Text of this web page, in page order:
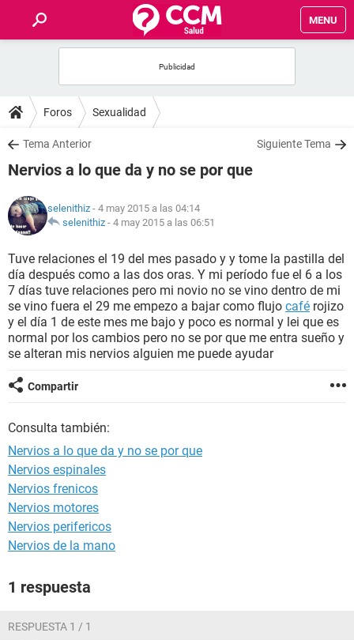
MENU
FOROS
SALUD
NUTRICIÓN
BIENESTAR
SEXUALIDAD
GLOSARIO
Foros Sexualidad
Tema Anterior Siguiente Tema
Nervios a lo que da y no se por que
selenithiz - 4 may 2015 a las 04:14
selenithiz - 4 may 2015 a las 06:51
Tuve relaciones el 19 del mes pasado y y tome la pastilla del
día después como a las dos oras. Y mi período fue el 6 a los
7 días tuve relaciones pero mi novio no se vino dentro de mi
se vino fuera el 29 me empezo a bajar como flujo café rojizo
y el día 1 de este mes me bajo y poco es normal y lei que es
normal por los cambios pero no se por que me entra sueño y
se alteran mis nervios alguien me puede ayudar
Compartir
Consulta también:
Nervios a lo que da y no se por que
Nervios espinales
Nervios frenicos
Nervios motores
Nervios perifericos
Nervios de la mano
1 respuesta
RESPUESTA 1 / 1